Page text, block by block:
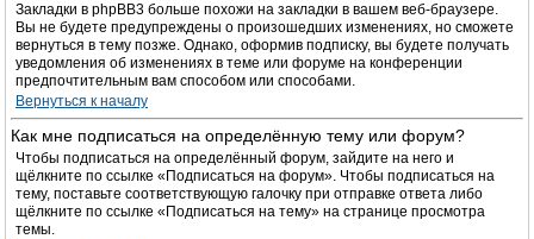
Закладки в phpBB3 больше похожи на закладки в вашем веб-браузере.
Вы не будете предупреждены о произошедших изменениях, но сможете
вернуться в тему позже. Однако, оформив подписку, вы будете получать
уведомления об изменениях в теме или форуме на конференции
предпочтительным вам способом или способами.
Вернуться к началу
Как мне подписаться на определённую тему или форум?
Чтобы подписаться на определённый форум, зайдите на него и
щёлкните по ссылке «Подписаться на форум». Чтобы подписаться на
тему, поставьте соответствующую галочку при отправке ответа либо
щёлкните по ссылке «Подписаться на тему» на странице просмотра
темы.